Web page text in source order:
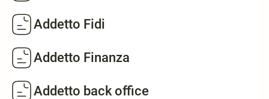
Addetto Fidi
Addetto Finanza
Addetto back office